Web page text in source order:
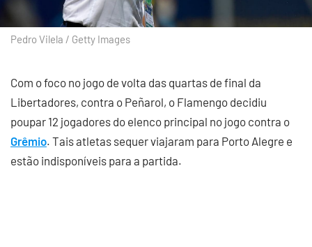
Pedro Vilela / Getty Images
Com o foco no jogo de volta das quartas de final da
Libertadores, contra o Peñarol, o Flamengo decidiu
poupar 12 jogadores do elenco principal no jogo contra o
Grêmio. Tais atletas sequer viajaram para Porto Alegre e
estão indisponíveis para a partida.